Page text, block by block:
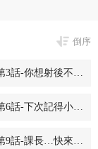
倒序
第3話-你想射後不理嗎…?
第6話-下次記得小力一點♥
第9話-課長…快來救我…